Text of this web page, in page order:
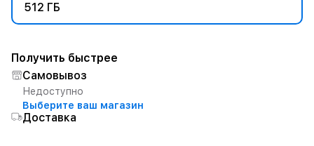
512 ГБ
Получить быстрее
Самовывоз
Недоступно
Выберите ваш магазин
Доставка